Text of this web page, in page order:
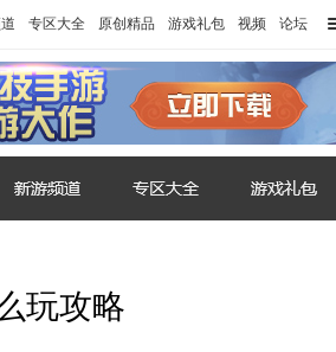
专区大全 原创精品 游戏礼包 视频 论坛
玩攻略